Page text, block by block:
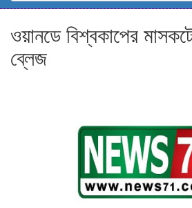
ওয়ানডে বিশ্বকাপের
ব্লেজ